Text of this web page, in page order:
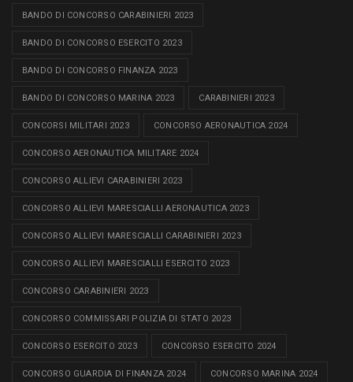
BANDO DI CONCORSO CARABINIERI 2023
BANDO DI CONCORSO ESERCITO 2023
BANDO DI CONCORSO FINANZA 2023
BANDO DI CONCORSO MARINA 2023 CARABINIERI 2023
CONCORSI MILITARI 2023 CONCORSO AERONAUTICA 2024
CONCORSO AERONAUTICA MILITARE 2024
CONCORSO ALLIEVI CARABINIERI 2023
CONCORSO ALLIEVI MARESCIALLI AERONAUTICA 2023
CONCORSO ALLIEVI MARESCIALLI CARABINIERI 2023
CONCORSO ALLIEVI MARESCIALLI ESERCITO 2023
CONCORSO CARABINIERI 2023
CONCORSO COMMISSARI POLIZIA DI STATO 2023
CONCORSO ESERCITO 2023 CONCORSO ESERCITO 2024
CONCORSO GUARDIA DI FINANZA 2024 CONCORSO MARINA 2024